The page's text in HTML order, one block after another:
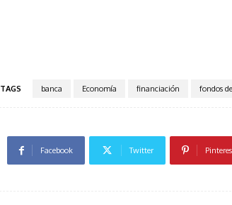
TAGS banca Economía financiación fondos
Facebook Twitter